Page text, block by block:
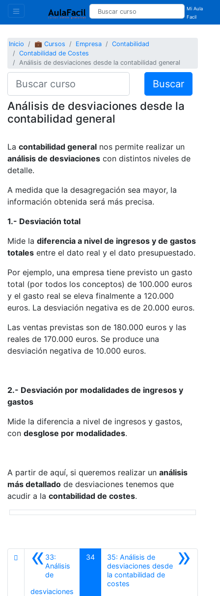
Mi Aula
Facil
Inicio 💼 Cursos Empresa
Contabilidad
Contabilidad de Costes
Análisis de desviaciones desde la contabilidad general
Buscar
Análisis de desviaciones desde la
contabilidad general
La contabilidad general nos permite realizar un
análisis de desviaciones con distintos niveles de
detalle.
A medida que la desagregación sea mayor, la
información obtenida será más precisa.
1.- Desviación total
Mide la diferencia a nivel de ingresos y de gastos
totales entre el dato real y el dato presupuestado.
Por ejemplo, una empresa tiene previsto un gasto
total (por todos los conceptos) de 100.000 euros
y el gasto real se eleva finalmente a 120.000
euros. La desviación negativa es de 20.000 euros.
Las ventas previstas son de 180.000 euros y las
reales de 170.000 euros. Se produce una
desviación negativa de 10.000 euros.
2.- Desviación por modalidades de ingresos y
gastos
Mide la diferencia a nivel de ingresos y gastos,
con desglose por modalidades.
A partir de aquí, si queremos realizar un análisis
más detallado de desviaciones tenemos que
acudir a la contabilidad de costes.
«33:
Análisis
de
desviaciones
34 »
35: Análisis de
desviaciones desde
la contabilidad de
costes